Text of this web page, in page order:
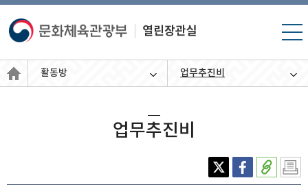
업무추진비
활동방 업무추진비
X(엑 페이 주소 인쇄